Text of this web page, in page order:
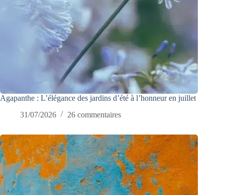
Agapanthe : L’élégance des jardins d’été à l’honneur en juillet
31/07/2026
26 commentaires